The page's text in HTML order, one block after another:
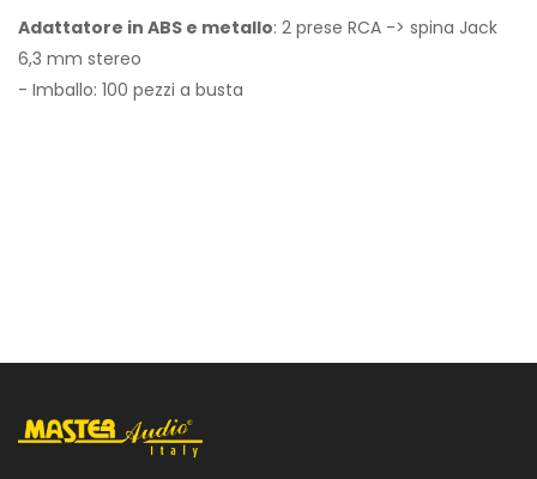
Adattatore in ABS e metallo: 2 prese RCA -> spina Jack
6,3 mm stereo
- Imballo: 100 pezzi a busta